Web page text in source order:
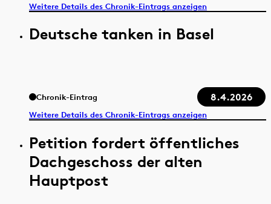
Weitere Details des Chronik-Eintrags anzeigen
Deutsche tanken in Basel
Chronik-Eintrag 8.4.2026
Weitere Details des Chronik-Eintrags anzeigen
Petition fordert öffentliches
Dachgeschoss der alten
Hauptpost